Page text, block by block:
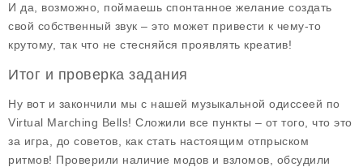
И да, возможно, поймаешь спонтанное желание создать
свой собственный звук – это может привести к чему-то
крутому, так что не стесняйся проявлять креатив!
Итог и проверка задания
Ну вот и закончили мы с нашей музыкальной одиссеей по
Virtual Marching Bells! Сложили все пункты – от того, что это
за игра, до советов, как стать настоящим отпрыском
ритмов! Проверили наличие модов и взломов, обсудили